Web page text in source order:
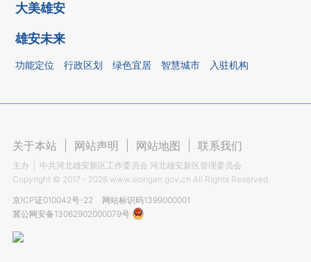
大美雄安
雄安未来
功能定位 行政区划 绿色宜居 智慧城市 入驻机构
关于本站 网站声明 网站地图 联系我们
主办
中共河北雄安新区工作委员会 河北雄安新区管理委员会
Copyright © 2017 - 2026 www.xiongan.gov.cn All Rights Reserved.
京ICP证010042号-22
网站标识码1399000001
冀公网安备13062902000079号